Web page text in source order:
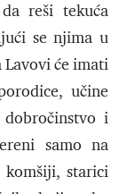
reši tekuća
se njima u
će imati
učine
i
samo na
komšiji, starici